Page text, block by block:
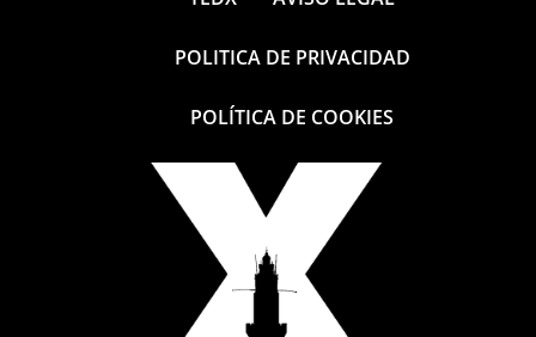
POLITICA DE PRIVACIDAD
POLÍTICA DE COOKIES